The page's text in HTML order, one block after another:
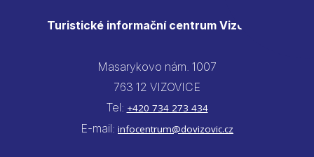
Turistické informační centrum Vizovice
Masarykovo nám. 1007
763 12 VIZOVICE
Tel: +420 734 273 434
E-mail: infocentrum@dovizovic.cz